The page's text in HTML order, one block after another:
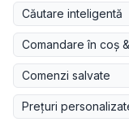
Căutare inteligentă
Comandare în coș
Comenzi salvate
Prețuri